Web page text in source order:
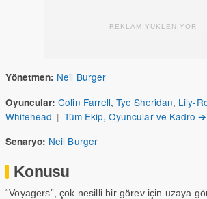
REKLAM YÜKLENİYOR
Yönetmen: Neil Burger
Oyuncular: Colin Farrell, Tye Sheridan, Lily-
Whitehead | Tüm Ekip, Oyuncular ve Kadro ➔
Senaryo: Neil Burger
Konusu
“Voyagers”, çok nesilli bir görev için uzaya